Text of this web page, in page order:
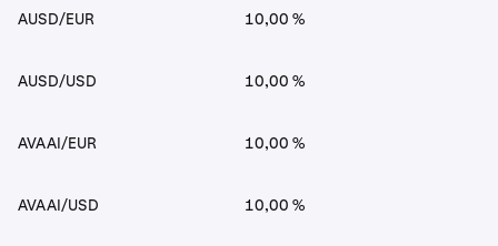
AUSD/EUR 10,00 %
AUSD/USD 10,00 %
AVAAI/EUR 10,00 %
AVAAI/USD 10,00 %